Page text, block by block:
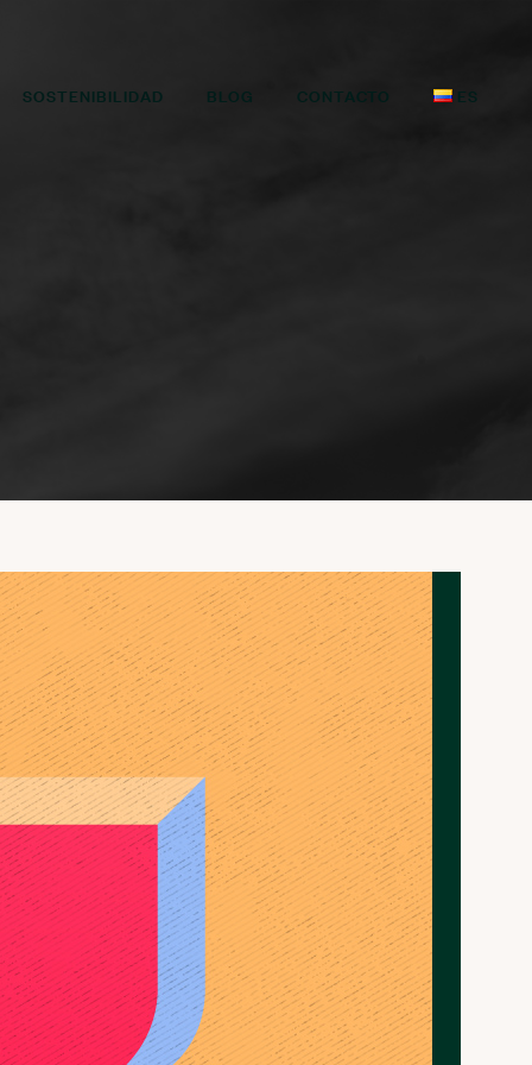
SOSTENIBILIDAD BLOG CONTACTO ES